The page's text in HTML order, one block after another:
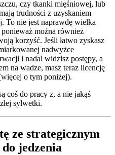
czy tkanki mięśniowej, lub
trudności z uzyskaniem
To nie jest naprawdę wielka
można również
korzyść. Jeśli łatwo zyskasz
nadwyżce
i nadal widzisz postępy, a
na wadze, masz teraz licencję
o tym poniżej).
coś do pracy z, a nie jakąś
sylwetki.
ze strategicznym
jedzenia